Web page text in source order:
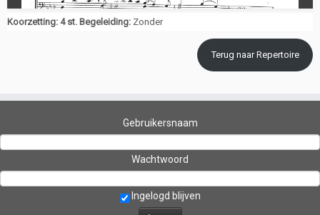
Koorzetting: 4 st. Begeleiding: Zonder
Terug naar Repertoire
Gebruikersnaam
Wachtwoord
Ingelogd blijven